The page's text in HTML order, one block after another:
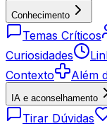
Conhecimento
Temas Críticos
Curiosidades
Contexto
Além
IA e aconselhamento
Tirar Dúvidas